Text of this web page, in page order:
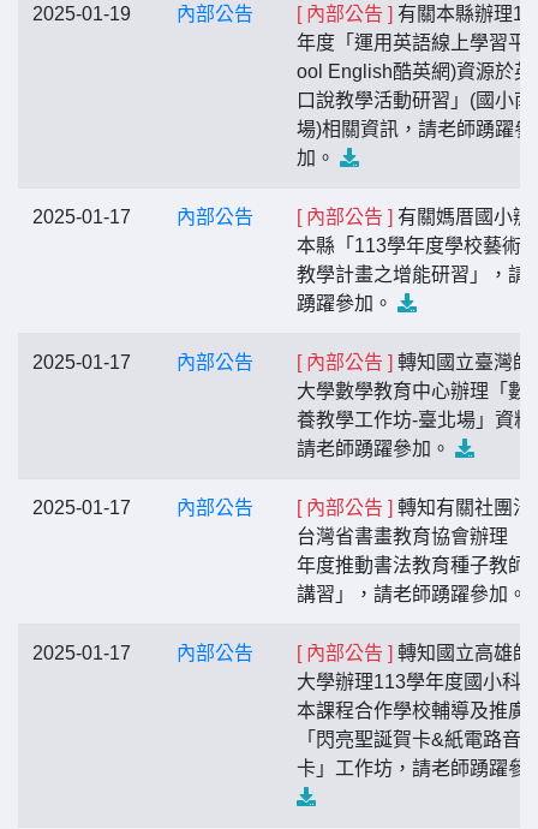
2025-01-19 內部公告 [ 內部公告 ] 有關本縣辦理
年度「運用英語線上學習平
ool English酷英網)資源於英
口說教學活動研習」(國小南
場)相關資訊，請老師踴躍參
加。
2025-01-17 內部公告 [ 內部公告 ] 有關媽厝國小辦
本縣「113學年度學校藝術
教學計畫之增能研習」，請
踴躍參加。
2025-01-17 內部公告 [ 內部公告 ] 轉知國立臺灣師
大學數學教育中心辦理「數
養教學工作坊-臺北場」資料
請老師踴躍參加。
2025-01-17 內部公告 [ 內部公告 ] 轉知有關社團法
台灣省書畫教育協會辦理「
年度推動書法教育種子教師
講習」，請老師踴躍參加。
2025-01-17 內部公告 [ 內部公告 ] 轉知國立高雄師
大學辦理113學年度國小科
本課程合作學校輔導及推廣
「閃亮聖誕賀卡&紙電路音
卡」工作坊，請老師踴躍參